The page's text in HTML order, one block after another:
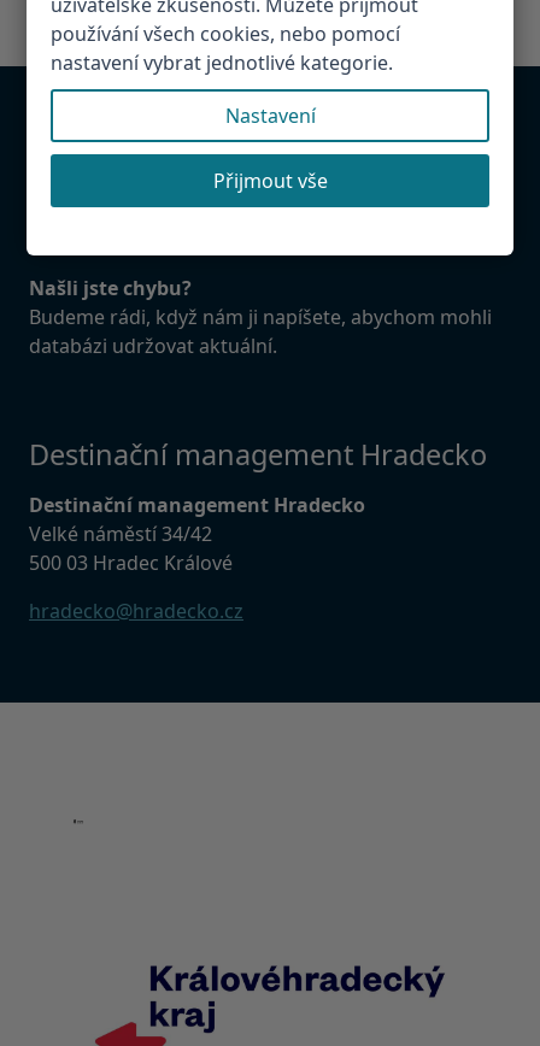
Chcete být v databázi?
Provozujete atrakci, restauraci, penzion v
Hradeckém regionu. Napište nám! Rádi Vás přidáme
Našli jste chybu?
Budeme rádi, když nám ji napíšete, abychom mohli
databázi udržovat aktuální.
Destinační management Hradecko
Destinační management Hradecko
Velké náměstí 34/42
500 03 Hradec Králové
hradecko@hradecko.cz
používání všech cookies, nebo pomocí
nastavení vybrat jednotlivé kategorie.
Nastavení
Přijmout vše